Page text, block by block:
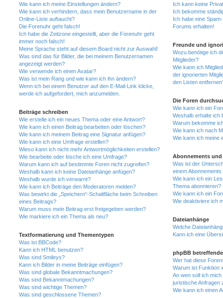
Wie kann ich meine Einstellungen ändern?
Wie kann ich verhindern, dass mein Benutzername in der
Online-Liste auftaucht?
Die Forenuhr geht falsch!
Ich habe die Zeitzone eingestellt, aber die Forenuhr geht
immer noch falsch!
Meine Sprache steht auf diesem Board nicht zur Auswahl!
Was sind das für Bilder, die bei meinem Benutzernamen
angezeigt werden?
Wie verwende ich einen Avatar?
Was ist mein Rang und wie kann ich ihn ändern?
Wenn ich bei einem Benutzer auf den E-Mail-Link klicke,
werde ich aufgefordert, mich anzumelden.
Beiträge schreiben
Wie erstelle ich ein neues Thema oder eine Antwort?
Wie kann ich einen Beitrag bearbeiten oder löschen?
Wie kann ich meinem Beitrag eine Signatur anfügen?
Wie kann ich eine Umfrage erstellen?
Wieso kann ich nicht mehr Antwortmöglichkeiten erstellen?
Wie bearbeite oder lösche ich eine Umfrage?
Warum kann ich auf bestimmte Foren nicht zugreifen?
Weshalb kann ich keine Dateianhänge anfügen?
Weshalb wurde ich verwarnt?
Wie kann ich Beiträge den Moderatoren melden?
Was bewirkt die „Speichern“-Schaltfläche beim Schreiben
eines Beitrags?
Warum muss mein Beitrag erst freigegeben werden?
Wie markiere ich ein Thema als neu?
Textformatierung und Thementypen
Was ist BBCode?
Kann ich HTML benutzen?
Was sind Smileys?
Kann ich Bilder in meine Beiträge einfügen?
Was sind globale Bekanntmachungen?
Was sind Bekanntmachungen?
Was sind wichtige Themen?
Was sind geschlossene Themen?
Ich kann keine
Ich bekomme
Ich habe eine
Forums erhalten!
Freunde und
Wozu benötige ich
Mitglieder?
Wie kann ich
der ignorierten
den Listen
Die Foren
Wie kann ich ein
Weshalb erhalte ich
Warum bekomme
Wie kann ich nach
Wie kann ich meine
Abonnements und
Was ist der
einem
Wie kann ich ein
Thema abonnieren?
Wie kann ich ein
Wie deaktiviere ich
Dateianhänge
Welche
Kann ich eine
phpBB
Wer hat diese
Warum ist Funktion
An wen soll ich
juristische Anfragen
Wie kann ich einen